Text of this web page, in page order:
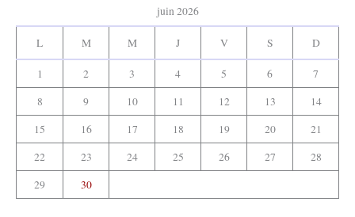
juin 2026
L M M J V S D
1 2 3 4 5 6
7
8
9 10 11 12 13
14
15
16 17 18 19 20
21
22
23 24 25 26 27
28
29
30